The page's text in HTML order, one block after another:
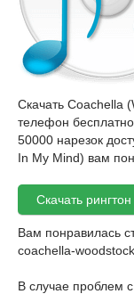
Скачать Coachella
телефон
50000 нарезок
In My Mind) вам
Скачать
Вам понравилась
coachella-
В случае проблем